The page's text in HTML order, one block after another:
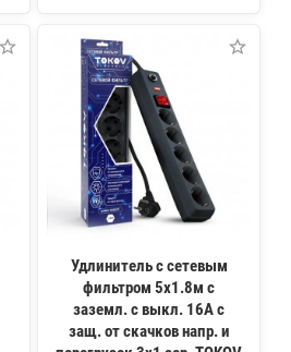
Удлинитель с сетевым
фильтром 5х1.8м с
заземл. с выкл. 16А с
защ. от скачков напр. и